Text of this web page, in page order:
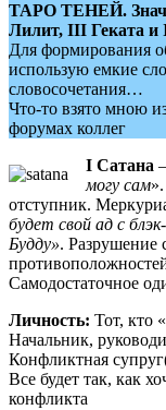
ТАРО ТЕНЕЙ.
Лилит, III Геката
Для формирования
использую емкие
словосочетания…
Что-то взято мною
форумах коллег
I Сатана
могу сам
отступник.
будет свой ад с
Будду». Разрушение
Самодостаточное
Личность: Тот, кто
Начальник,
Конфликтная
Все будет так, как
конфликта